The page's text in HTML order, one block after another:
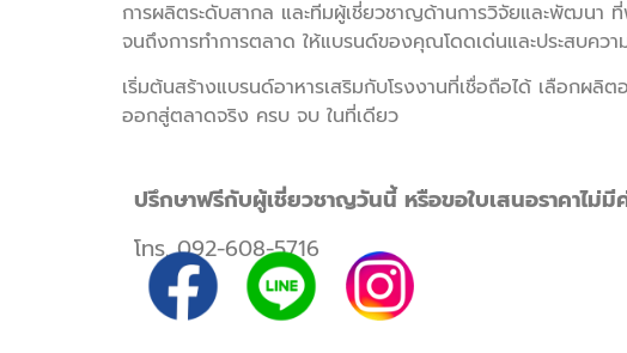
การผลิตระดับสากล และทีมผู้เชี่ยวชาญด้านการวิจัยและพัฒ
จนถึงการทำการตลาด ให้แบรนด์ของคุณโดดเด่นและประสบควา
เริ่มต้นสร้างแบรนด์อาหารเสริมกับโรงงานที่เชื่อถือได้ เลือก
ออกสู่ตลาดจริง ครบ จบ ในที่เดียว
ปรึกษาฟรีกับผู้เชี่ยวชาญวันนี้ หรือขอใบเสนอราคาไม่มี
โทร.092-608-5716